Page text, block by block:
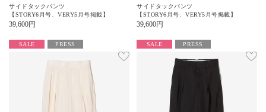
サイドタックパンツ
【STORY6月号、VERY5月号掲載】
39,600円
サイドタックパンツ
【STORY6月号、VERY5月号掲載】
39,600円
SALE PRESS SALE PRESS